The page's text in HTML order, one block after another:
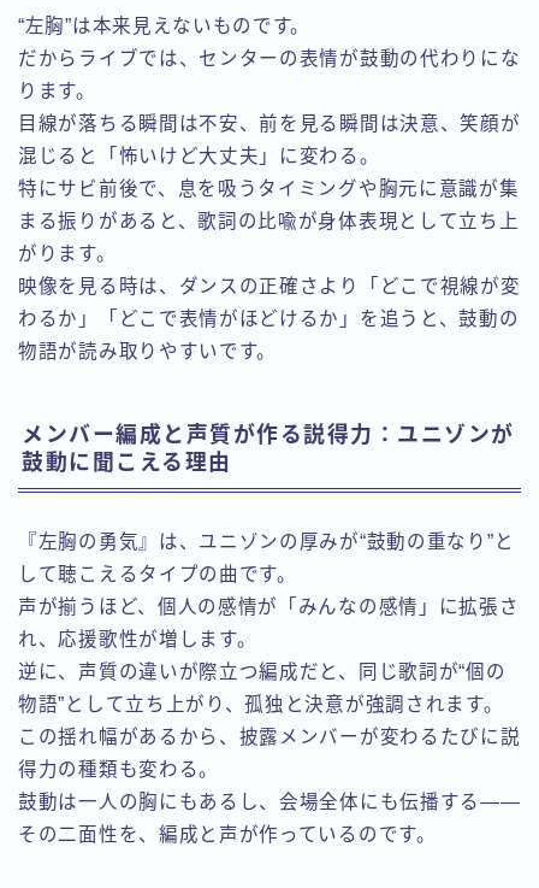
“左胸”は本来見えないものです。
だからライブでは、センターの表情が鼓動の代わりにな
ります。
目線が落ちる瞬間は不安、前を見る瞬間は決意、笑顔が
混じると「怖いけど大丈夫」に変わる。
特にサビ前後で、息を吸うタイミングや胸元に意識が集
まる振りがあると、歌詞の比喩が身体表現として立ち上
がります。
映像を見る時は、ダンスの正確さより「どこで視線が変
わるか」「どこで表情がほどけるか」を追うと、鼓動の
物語が読み取りやすいです。
メンバー編成と声質が作る説得力：ユニゾンが
鼓動に聞こえる理由
『左胸の勇気』は、ユニゾンの厚みが“鼓動の重なり”と
して聴こえるタイプの曲です。
声が揃うほど、個人の感情が「みんなの感情」に拡張さ
れ、応援歌性が増します。
逆に、声質の違いが際立つ編成だと、同じ歌詞が“個の
物語”として立ち上がり、孤独と決意が強調されます。
この揺れ幅があるから、披露メンバーが変わるたびに説
得力の種類も変わる。
鼓動は一人の胸にもあるし、会場全体にも伝播する——
その二面性を、編成と声が作っているのです。